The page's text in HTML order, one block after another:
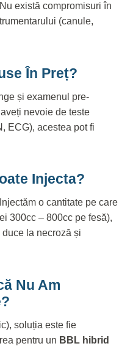
există compromisuri în
(canule,
În Preț?
și examenul pre-
nevoie de teste
ECG), acestea pot fi
Injecta?
o cantitate pe care
300cc – 800cc pe fesă),
la necroză și
Nu Am
soluția este fie
pentru un BBL hibrid